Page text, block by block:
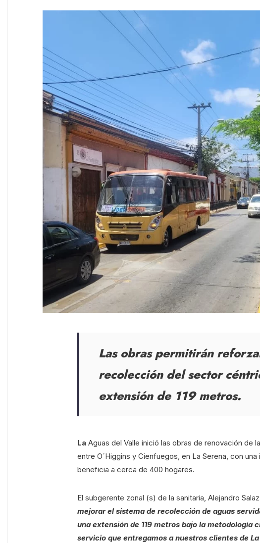
Las obras permitirán
recolección del sector
extensión de 119 metros.
La Aguas del Valle inició las obras de renovación de
entre O´Higgins y Cienfuegos, en La Serena, con
beneficia a cerca de 400 hogares.
El subgerente zonal (s) de la sanitaria, Alejandro
mejorar el sistema de recolección de aguas
una extensión de 119 metros bajo la
servicio que entregamos a nuestros clientes de